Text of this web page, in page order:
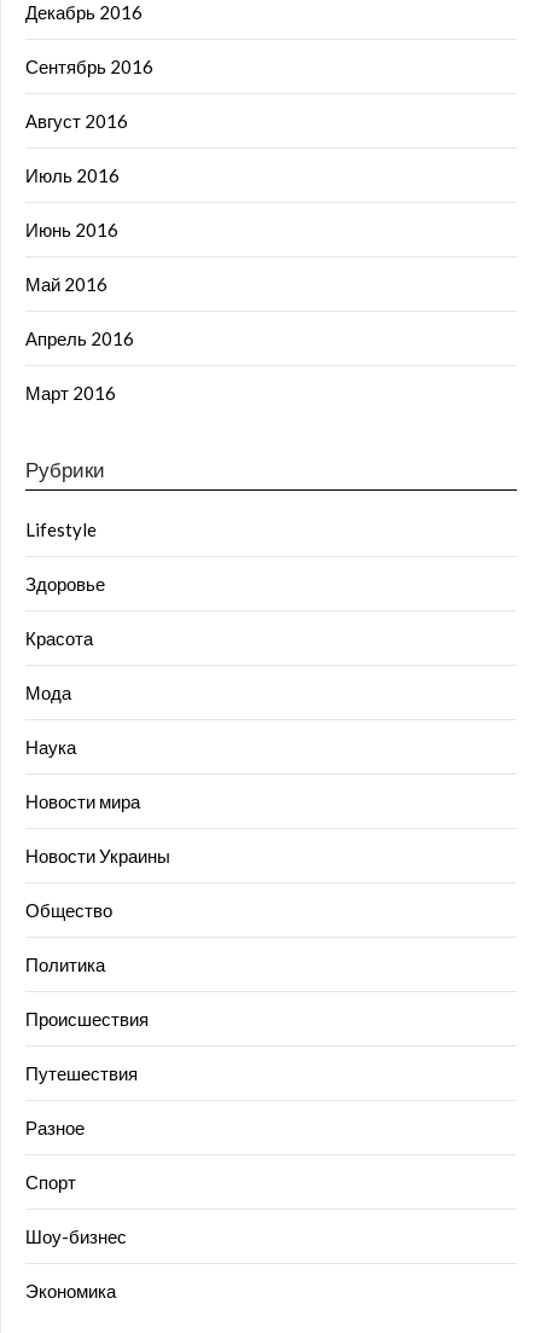
Декабрь 2016
Сентябрь 2016
Август 2016
Июль 2016
Июнь 2016
Май 2016
Апрель 2016
Март 2016
Рубрики
Lifestyle
Здоровье
Красота
Мода
Наука
Новости мира
Новости Украины
Общество
Политика
Происшествия
Путешествия
Разное
Спорт
Шоу-бизнес
Экономика